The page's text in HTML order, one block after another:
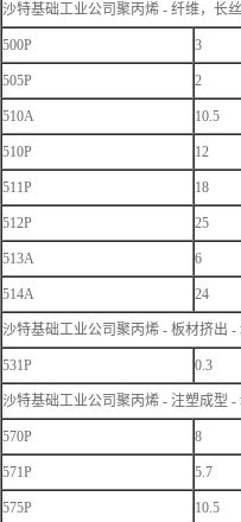
沙特基础工业公司聚丙烯 - 纤维，长
500P 3
505P 2
510A 10.5
510P 12
511P 18
512P 25
513A 6
514A 24
沙特基础工业公司聚丙烯 - 板材挤出 -
531P 0.3
沙特基础工业公司聚丙烯 - 注塑成型 -
570P 8
571P 5.7
575P 10.5